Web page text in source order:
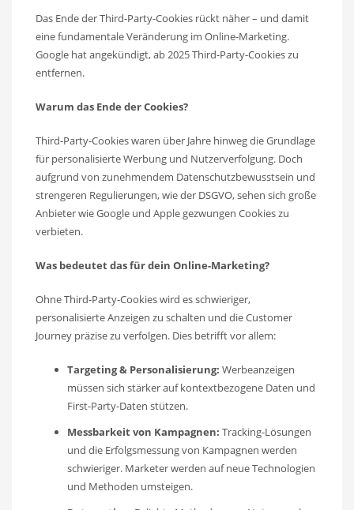
Das Ende der Third-Party-Cookies rückt näher – und damit
eine fundamentale Veränderung im Online-Marketing.
Google hat angekündigt, ab 2025 Third-Party-Cookies zu
entfernen.
Warum das Ende der Cookies?
Third-Party-Cookies waren über Jahre hinweg die Grundlage
für personalisierte Werbung und Nutzerverfolgung. Doch
aufgrund von zunehmendem Datenschutzbewusstsein und
strengeren Regulierungen, wie der DSGVO, sehen sich große
Anbieter wie Google und Apple gezwungen Cookies zu
verbieten.
Was bedeutet das für dein Online-Marketing?
Ohne Third-Party-Cookies wird es schwieriger,
personalisierte Anzeigen zu schalten und die Customer
Journey präzise zu verfolgen. Dies betrifft vor allem:
Targeting & Personalisierung: Werbeanzeigen
müssen sich stärker auf kontextbezogene Daten und
First-Party-Daten stützen.
Messbarkeit von Kampagnen: Tracking-Lösungen
und die Erfolgsmessung von Kampagnen werden
schwieriger. Marketer werden auf neue Technologien
und Methoden umsteigen.